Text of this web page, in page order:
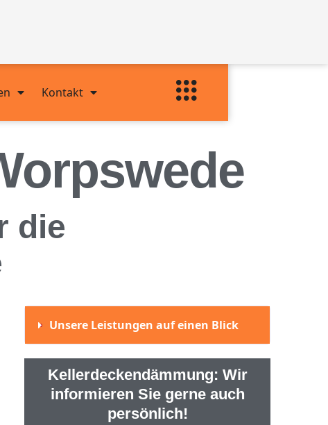
Kontakt
die
Unsere Leistungen auf einen Blick
Kellerdeckendämmung: Wir
informieren Sie gerne auch
persönlich!